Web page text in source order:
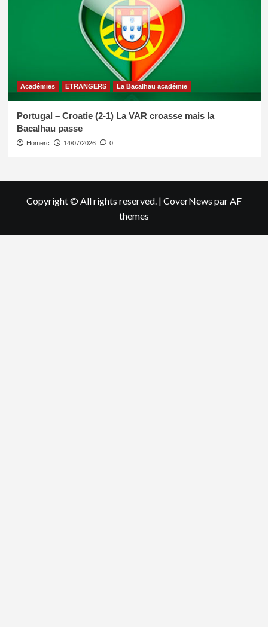
Académies ETRANGERS La Bacalhau académie
Portugal – Croatie (2-1) La VAR croasse mais la
Bacalhau passe
Homerc 14/07/2026 0
Copyright © All rights reserved. | CoverNews par AF
themes